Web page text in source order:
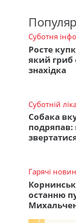
Суботня
Росте
який гриб
знахідка
Суботній
Собака
подряпав:
Гарячі
останню